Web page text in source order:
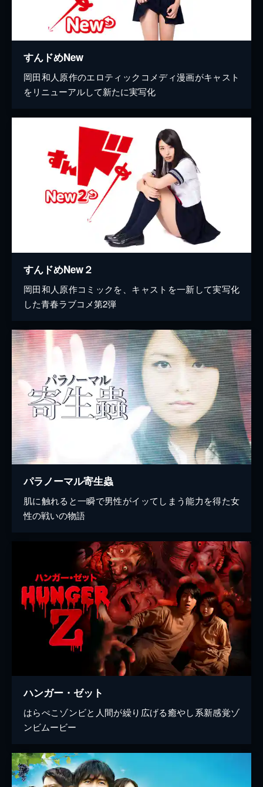
すんドめNew
岡田和人原作のエロティックコメディ漫画がキャスト
をリニューアルして新たに実写化
すんドめNew２
岡田和人原作コミックを、キャストを一新して実写化
した青春ラブコメ第2弾
パラノーマル寄生蟲
肌に触れると一瞬で男性がイッてしまう能力を得た女
性の戦いの物語
ハンガー・ゼット
はらぺこゾンビと人間が繰り広げる癒やし系新感覚ゾ
ンビムービー